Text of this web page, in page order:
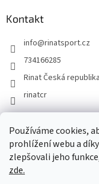
Používáme cookies,
prohlížení webu a
zlepšovali jeho
zde.
Kontakt
info@rinatsport.cz
734166285
Rinat Česká republika
rinatcr
Rinat